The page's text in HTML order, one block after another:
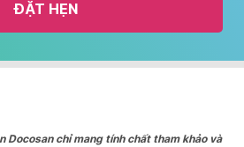
ĐẶT HẸN
Docosan chỉ mang tính chất tham khảo và